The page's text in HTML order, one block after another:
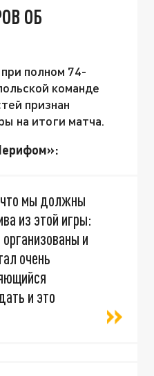
ОБ
полном 74-
команде
признан
на итоги матча.
что мы должны
из этой игры:
и
очень
и это